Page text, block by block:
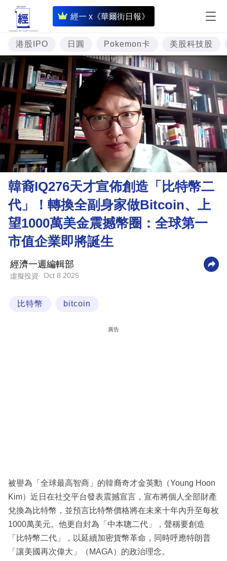
經一 x《華爾街日報》
即
時
財
經
專
題
投
資
樓
市
理
財
商
業
科
職
生
港股IPO 日圓 Pokemon卡 美股科技股
韓裔IQ276天才宣佈創造「比特幣二
代」！轉換全副身家做Bitcoin、上
望1000萬美金震撼幣圈：全球第一
市值企業即將誕生
經濟一週編輯部
虛擬投資 Oct 8 2025
比特幣 bitcoin
廣告
被譽為「全球最高智商」的韓裔奇才金英勳（Young Hoon
Kim）近日在社交平台發表震撼宣言，宣布將個人全部財產
兌換為比特幣，並預言比特幣價格將在未來十年內升至每枚
1000萬美元。他更自封為「中本聰二代」，聲稱要創造
「比特幣二代」，以延續加密貨幣革命，同時呼應特朗普
「讓美國再次偉大」（MAGA）的政治理念。